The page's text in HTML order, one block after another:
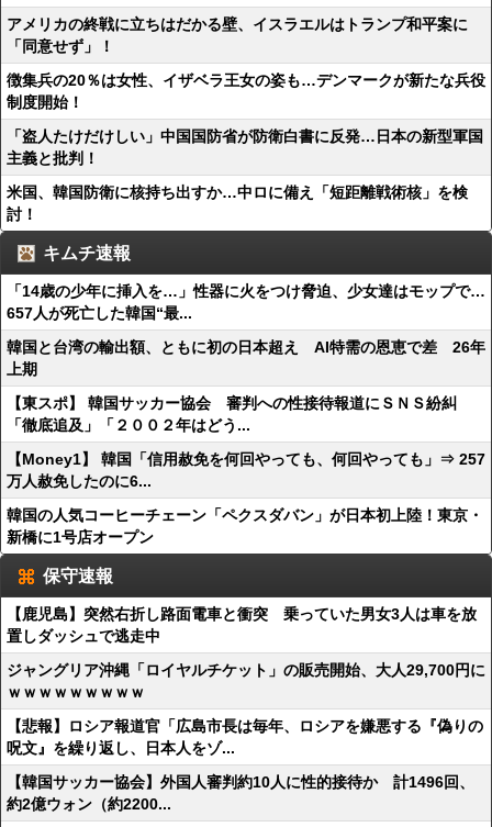
アメリカの終戦に立ちはだかる壁、イスラエルはトランプ和平案に
「同意せず」！
徴集兵の20％は女性、イザベラ王女の姿も…デンマークが新たな兵役
制度開始！
「盗人たけだけしい」中国国防省が防衛白書に反発…日本の新型軍国
主義と批判！
米国、韓国防衛に核持ち出すか…中ロに備え「短距離戦術核」を検
討！
キムチ速報
「14歳の少年に挿入を…」性器に火をつけ脅迫、少女達はモップで…
657人が死亡した韓国“最...
韓国と台湾の輸出額、ともに初の日本超え AI特需の恩恵で差 26年
上期
【東スポ】 韓国サッカー協会 審判への性接待報道にＳＮＳ紛糾
「徹底追及」「２００２年はどう...
【Money1】 韓国「信用赦免を何回やっても、何回やっても」⇒ 257
万人赦免したのに6...
韓国の人気コーヒーチェーン「ペクスダバン」が日本初上陸！東京・
新橋に1号店オープン
保守速報
【鹿児島】突然右折し路面電車と衝突 乗っていた男女3人は車を放
置しダッシュで逃走中
ジャングリア沖縄「ロイヤルチケット」の販売開始、大人29,700円に
ｗｗｗｗｗｗｗｗｗ
【悲報】ロシア報道官「広島市長は毎年、ロシアを嫌悪する『偽りの
呪文』を繰り返し、日本人をゾ...
【韓国サッカー協会】外国人審判約10人に性的接待か 計1496回、
約2億ウォン（約2200...